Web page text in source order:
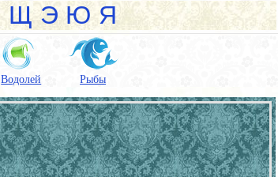
Щ Э Ю Я
Водолей Рыбы